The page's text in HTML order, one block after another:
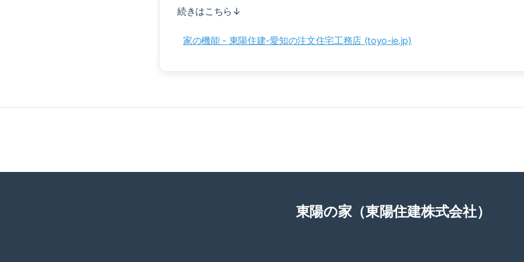
続きはこちら↓
家の機能 - 東陽住建-愛知の注文住宅工務店 (toyo-ie.jp)
東陽の家（東陽住建株式会社）